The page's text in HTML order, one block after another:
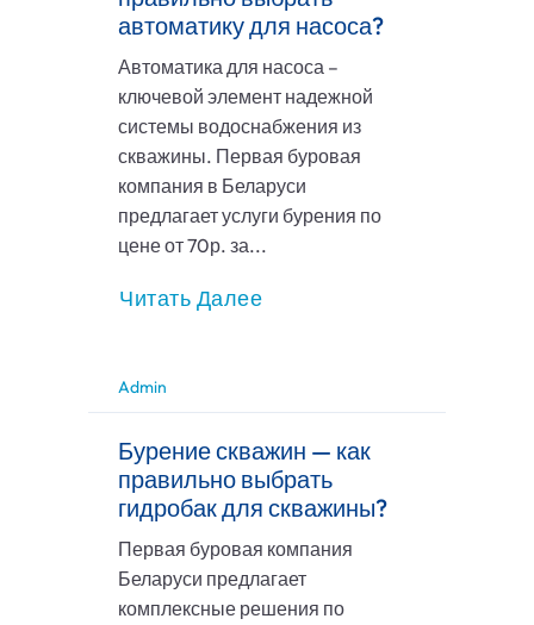
автоматику для насоса?
Автоматика для насоса –
ключевой элемент надежной
системы водоснабжения из
скважины. Первая буровая
компания в Беларуси
предлагает услуги бурения по
цене от 70р. за...
Читать Далее
Admin
Бурение скважин — как
правильно выбрать
гидробак для скважины?
Первая буровая компания
Беларуси предлагает
комплексные решения по